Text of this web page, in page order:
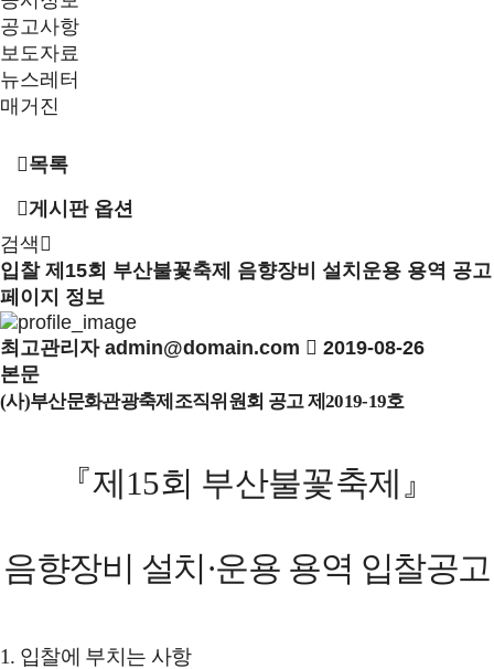
공고사항
보도자료
뉴스레터
매거진
목록
게시판 옵션
검색
입찰 제15회 부산불꽃축제 음향장비 설치운용 용역 공고
페이지 정보
최고관리자 admin@domain.com
2019-08-26
본문
(사)부산문화관광축제조직위원회 공고 제2019-19호
『제15회 부산불꽃축제 』
음향장비 설치·운용 용역 입찰공고
1. 입찰에 부치는 사항